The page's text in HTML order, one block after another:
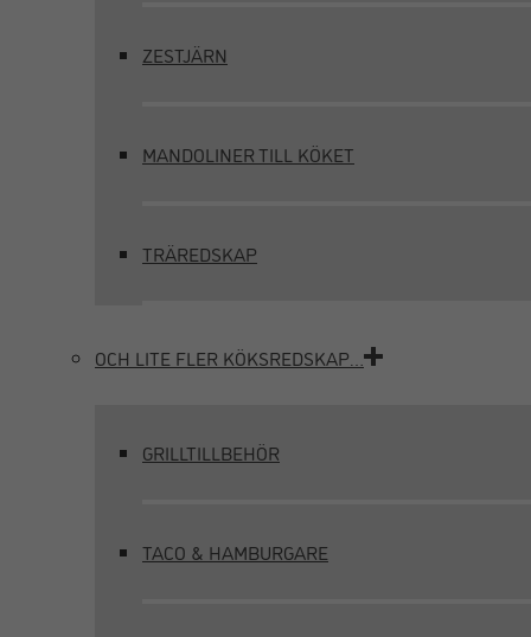
ZESTJÄRN
MANDOLINER TILL KÖKET
TRÄREDSKAP
OCH LITE FLER KÖKSREDSKAP…
GRILLTILLBEHÖR
TACO & HAMBURGARE